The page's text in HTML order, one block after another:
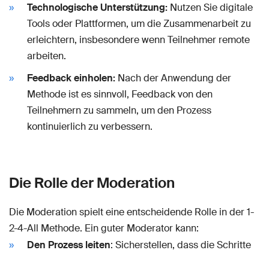
Technologische Unterstützung: Nutzen Sie digitale
Tools oder Plattformen, um die Zusammenarbeit zu
erleichtern, insbesondere wenn Teilnehmer remote
arbeiten.
Feedback einholen: Nach der Anwendung der
Methode ist es sinnvoll, Feedback von den
Teilnehmern zu sammeln, um den Prozess
kontinuierlich zu verbessern.
Die Rolle der Moderation
Die Moderation spielt eine entscheidende Rolle in der 1-
2-4-All Methode. Ein guter Moderator kann:
Den Prozess leiten: Sicherstellen, dass die Schritte